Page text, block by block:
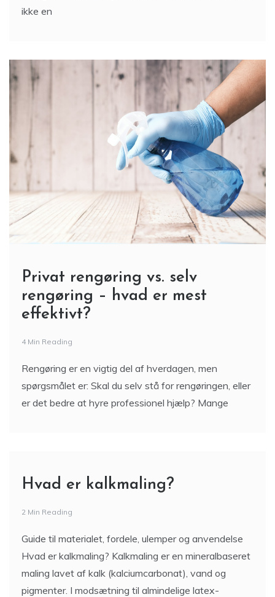
ikke en
Privat rengøring vs. selv
rengøring – hvad er mest
effektivt?
4 Min Reading
Rengøring er en vigtig del af hverdagen, men
spørgsmålet er: Skal du selv stå for rengøringen, eller
er det bedre at hyre professionel hjælp? Mange
Hvad er kalkmaling?
2 Min Reading
Guide til materialet, fordele, ulemper og anvendelse
Hvad er kalkmaling? Kalkmaling er en mineralbaseret
maling lavet af kalk (kalciumcarbonat), vand og
pigmenter. I modsætning til almindelige latex-